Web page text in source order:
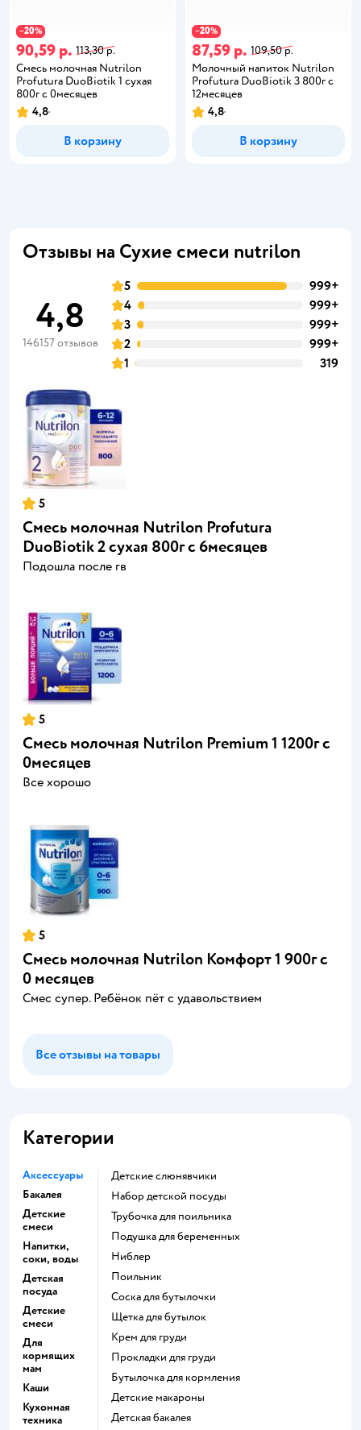
−20%
90,59 р. 113,30 р.
Смесь молочная Nutrilon
Profutura DuoBiotik 1 сухая
800г с 0месяцев
4,8
В корзину
−20%
87,59 р. 109,50 р.
Молочный напиток Nutrilon
Profutura DuoBiotik 3 800г с
12месяцев
4,8
В корзину
Отзывы на Сухие смеси nutrilon
4,8
146157 отзывов
5
999+
4
999+
3
999+
2
999+
1
319
5
Смесь молочная Nutrilon Profutura
DuoBiotik 2 сухая 800г с 6месяцев
Подошла после гв
5
Смесь молочная Nutrilon Premium 1 1200г с
0месяцев
Все хорошо
5
Смесь молочная Nutrilon Комфорт 1 900г с
0 месяцев
Смес супер. Ребёнок пёт с удавольствием
Все отзывы на товары
Категории
Аксессуары
Бакалея
Детские
смеси
Напитки,
соки, воды
Детская
посуда
Детские
смеси
Для
кормящих
мам
Каши
Кухонная
техника
Детские слюнявчики
набор детской посуды
трубочка для поильника
подушка для беременных
ниблер
поильник
соска для бутылочки
щетка для бутылок
крем для груди
прокладки для груди
бутылочка для кормления
детские макароны
детская бакалея